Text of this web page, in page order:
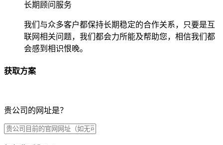
长期顾问服务
我们与众多客户都保持长期稳定的合作关系，只要是互
联网相关问题，我们都会力所能及帮助您，相信我们都
会感到相识恨晚。
获取方案
贵公司的网址是？